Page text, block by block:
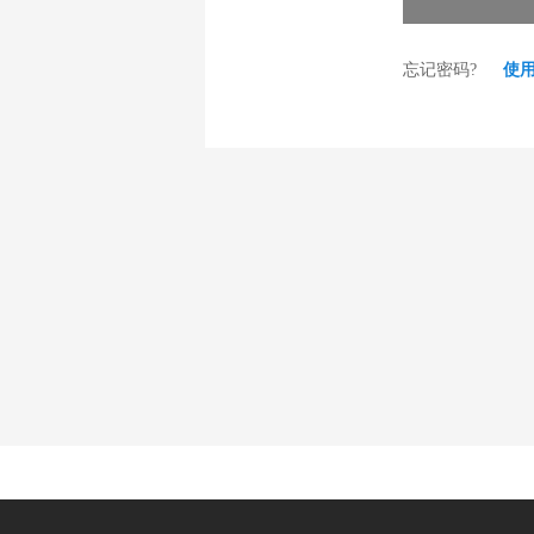
忘记密码? 使